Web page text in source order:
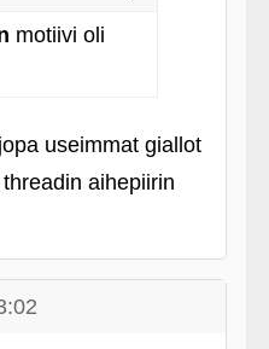
motiivi oli
useimmat giallot
aihepiirin